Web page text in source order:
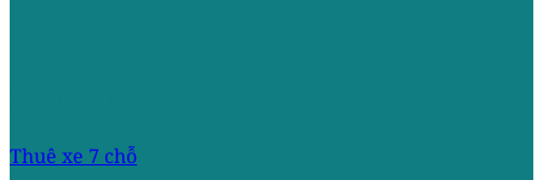
Thuê xe 7 chỗ